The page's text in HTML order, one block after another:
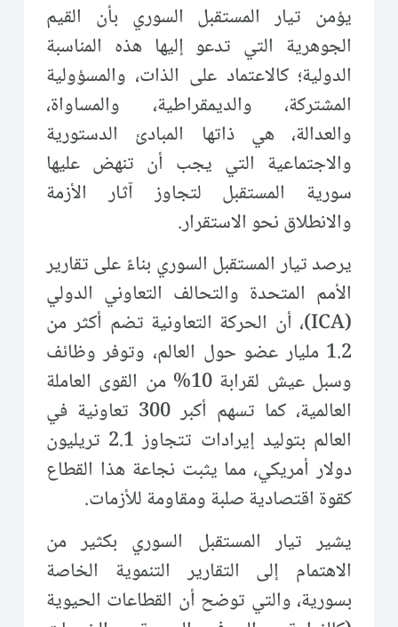
يؤمن تيار المستقبل السوري بأن القيم
الجوهرية التي تدعو إليها هذه المناسبة
الدولية؛ كالاعتماد على الذات، والمسؤولية
المشتركة، والديمقراطية، والمساواة،
والعدالة، هي ذاتها المبادئ الدستورية
والاجتماعية التي يجب أن تنهض عليها
سورية المستقبل لتجاوز آثار الأزمة
والانطلاق نحو الاستقرار.
يرصد تيار المستقبل السوري بناءً على تقارير
الأمم المتحدة والتحالف التعاوني الدولي
(ICA)، أن الحركة التعاونية تضم أكثر من
1.2 مليار عضو حول العالم، وتوفر وظائف
وسبل عيش لقرابة 10% من القوى العاملة
العالمية، كما تسهم أكبر 300 تعاونية في
العالم بتوليد إيرادات تتجاوز 2.1 تريليون
دولار أمريكي، مما يثبت نجاعة هذا القطاع
كقوة اقتصادية صلبة ومقاومة للأزمات.
يشير تيار المستقبل السوري بكثير من
الاهتمام إلى التقارير التنموية الخاصة
بسورية، والتي توضح أن القطاعات الحيوية